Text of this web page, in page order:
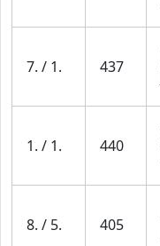
7. / 1. 437
1. / 1. 440
8. / 5. 405